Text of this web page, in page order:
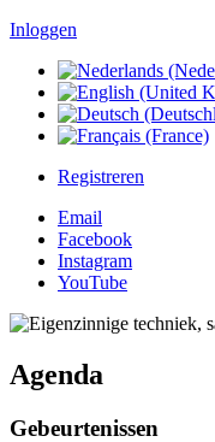
Inloggen
Registreren
Email
Facebook
Instagram
YouTube
Agenda
Gebeurtenissen